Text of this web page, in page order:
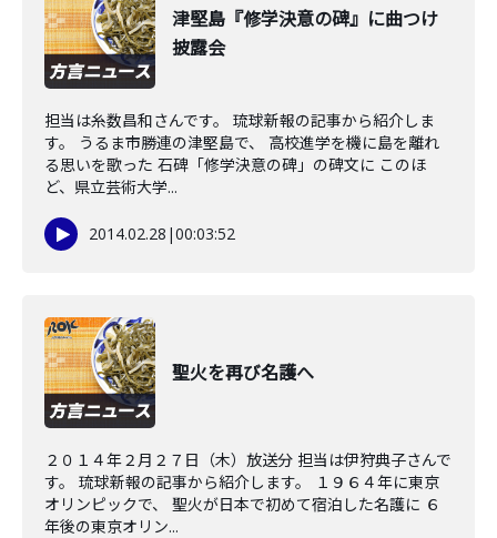
津堅島『修学決意の碑』に曲つけ
披露会
担当は糸数昌和さんです。 琉球新報の記事から紹介しま
す。 うるま市勝連の津堅島で、 高校進学を機に島を離れ
る思いを歌った 石碑「修学決意の碑」の碑文に このほ
ど、県立芸術大学...
2014.02.28 |00:03:52
聖火を再び名護へ
２０１４年２月２７日（木）放送分 担当は伊狩典子さんで
す。 琉球新報の記事から紹介します。 １９６４年に東京
オリンピックで、 聖火が日本で初めて宿泊した名護に ６
年後の東京オリン...